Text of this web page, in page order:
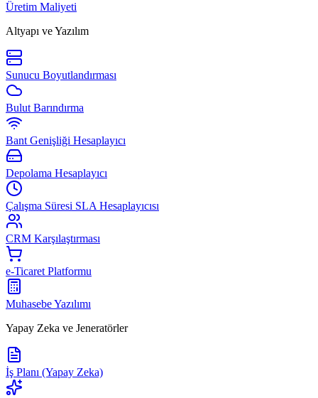
Üretim Maliyeti
Altyapı ve Yazılım
Sunucu Boyutlandırması
Bulut Barındırma
Bant Genişliği Hesaplayıcı
Depolama Hesaplayıcı
Çalışma Süresi SLA Hesaplayıcısı
CRM Karşılaştırması
e-Ticaret Platformu
Muhasebe Yazılımı
Yapay Zeka ve Jeneratörler
İş Planı (Yapay Zeka)